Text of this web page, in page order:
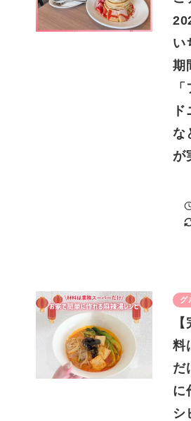
い
期
な
が
グ
料
だ
に
シ